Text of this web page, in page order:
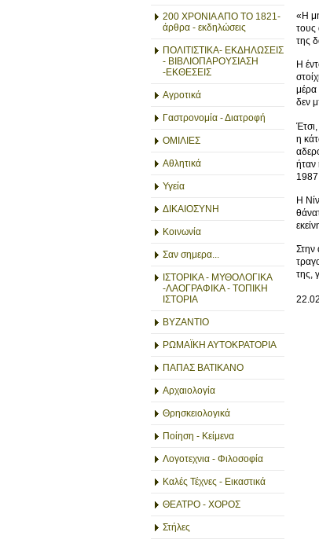
200 ΧΡΟΝΙΑ ΑΠΟ ΤΟ 1821-
άρθρα - εκδηλώσεις
ΠΟΛΙΤΙΣΤΙΚΑ- ΕΚΔΗΛΩΣΕΙΣ
- ΒΙΒΛΙΟΠΑΡΟΥΣΙΑΣΗ
-ΕΚΘΕΣΕΙΣ
Αγροτικά
Γαστρονομία - Διατροφή
ΟΜΙΛΙΕΣ
Αθλητικά
Υγεία
ΔΙΚΑΙΟΣΥΝΗ
Κοινωνία
Σαν σημερα...
ΙΣΤΟΡΙΚΑ - ΜΥΘΟΛΟΓΙΚΑ
-ΛΑΟΓΡΑΦΙΚΑ - ΤΟΠΙΚΗ
ΙΣΤΟΡΙΑ
ΒΥΖΑΝΤΙΟ
ΡΩΜΑΪΚΗ ΑΥΤΟΚΡΑΤΟΡΙΑ
ΠΑΠΑΣ ΒΑΤΙΚΑΝΟ
Αρχαιολογία
Θρησκειολογικά
Ποίηση - Κείμενα
Λογοτεχνια - Φιλοσοφία
Καλές Τέχνες - Εικαστικά
ΘΕΑΤΡΟ - ΧΟΡΟΣ
Στήλες
«Η
τους
της
Η
μέρα
δεν
η
ήταν
Η
Στην
της,